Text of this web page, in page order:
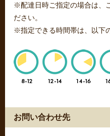
※配達日時ご指定の場合は、
ださい。
※指定できる時間帯は、以下
お問い合わせ先